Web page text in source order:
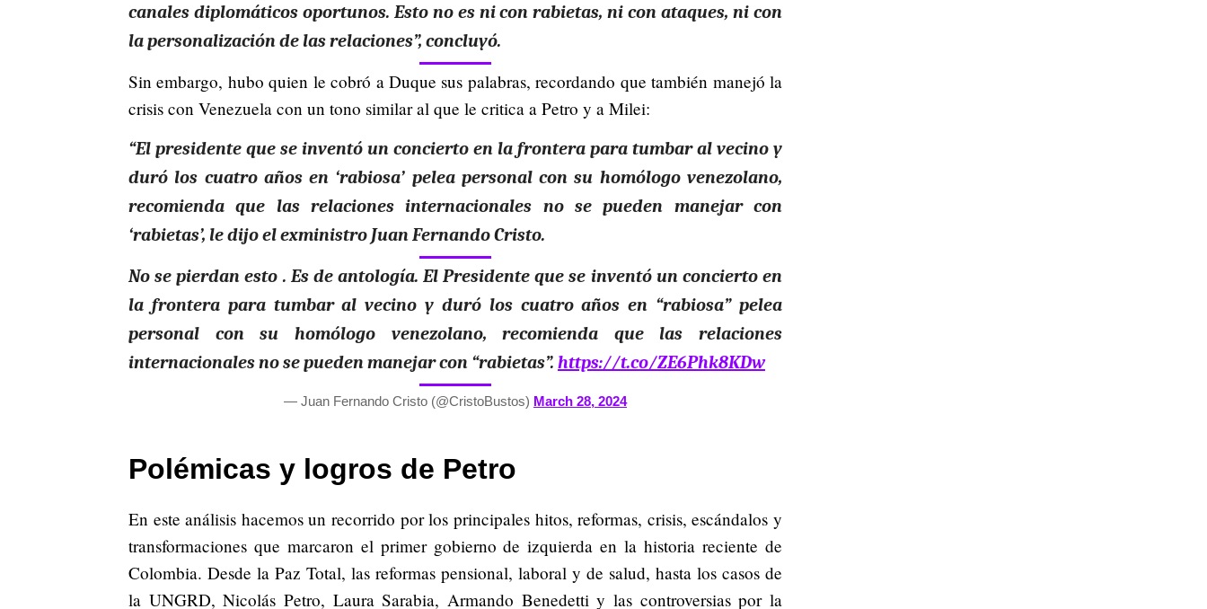
canales diplomáticos oportunos. Esto no es ni con rabietas, ni con ataques, ni con
la personalización de las relaciones”, concluyó.
Sin embargo, hubo quien le cobró a Duque sus palabras, recordando que también manejó la
crisis con Venezuela con un tono similar al que le critica a Petro y a Milei:
“El presidente que se inventó un concierto en la frontera para tumbar al vecino y
duró los cuatro años en ‘rabiosa’ pelea personal con su homólogo venezolano,
recomienda que las relaciones internacionales no se pueden manejar con
‘rabietas’, le dijo el exministro Juan Fernando Cristo.
No se pierdan esto . Es de antología. El Presidente que se inventó un concierto en
la frontera para tumbar al vecino y duró los cuatro años en “rabiosa” pelea
personal con su homólogo venezolano, recomienda que las relaciones
internacionales no se pueden manejar con “rabietas”. https://t.co/ZE6Phk8KDw
— Juan Fernando Cristo (@CristoBustos) March 28, 2024
Polémicas y logros de Petro
En este análisis hacemos un recorrido por los principales hitos, reformas, crisis, escándalos y
transformaciones que marcaron el primer gobierno de izquierda en la historia reciente de
Colombia. Desde la Paz Total, las reformas pensional, laboral y de salud, hasta los casos de
la UNGRD, Nicolás Petro, Laura Sarabia, Armando Benedetti y las controversias por la